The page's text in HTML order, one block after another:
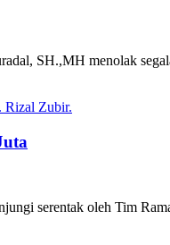
SH.,MH menolak
serentak oleh Tim